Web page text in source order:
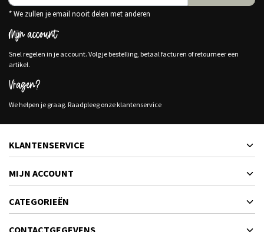
* We zullen je email nooit delen met anderen
Mijn account
Snel regelen in je account. Volg je bestelling, betaal facturen of retourneer een
artikel.
Vragen?
We helpen je graag. Raadpleeg onze klantenservice
KLANTENSERVICE
MIJN ACCOUNT
CATEGORIEËN
CONTACTGEGEVENS